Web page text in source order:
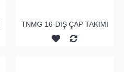
TNMG 16-DIŞ ÇAP TAKIMI